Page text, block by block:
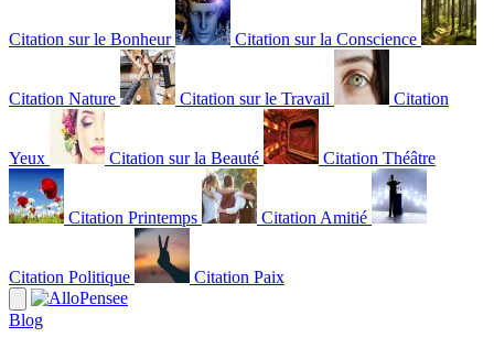
Citation sur le Bonheur Citation sur la Conscience
Citation Nature Citation sur le Travail Citation
Yeux Citation sur la Beauté Citation Théâtre
Citation Printemps Citation Amitié
Citation Politique Citation Paix
Blog